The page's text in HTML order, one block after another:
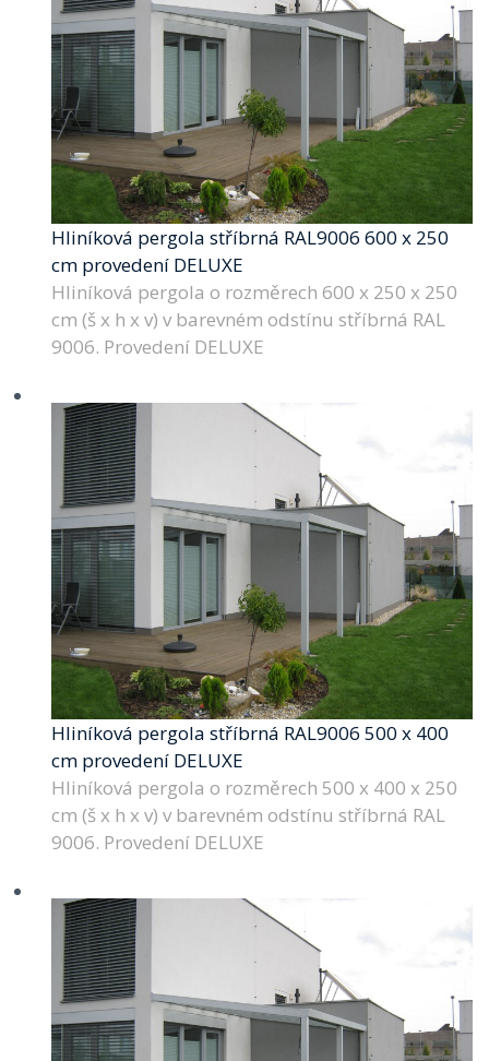
Hliníková pergola stříbrná RAL9006 600 x 250
cm provedení DELUXE
Hliníková pergola o rozměrech 600 x 250 x 250
cm (š x h x v) v barevném odstínu stříbrná RAL
9006. Provedení DELUXE
Hliníková pergola stříbrná RAL9006 500 x 400
cm provedení DELUXE
Hliníková pergola o rozměrech 500 x 400 x 250
cm (š x h x v) v barevném odstínu stříbrná RAL
9006. Provedení DELUXE